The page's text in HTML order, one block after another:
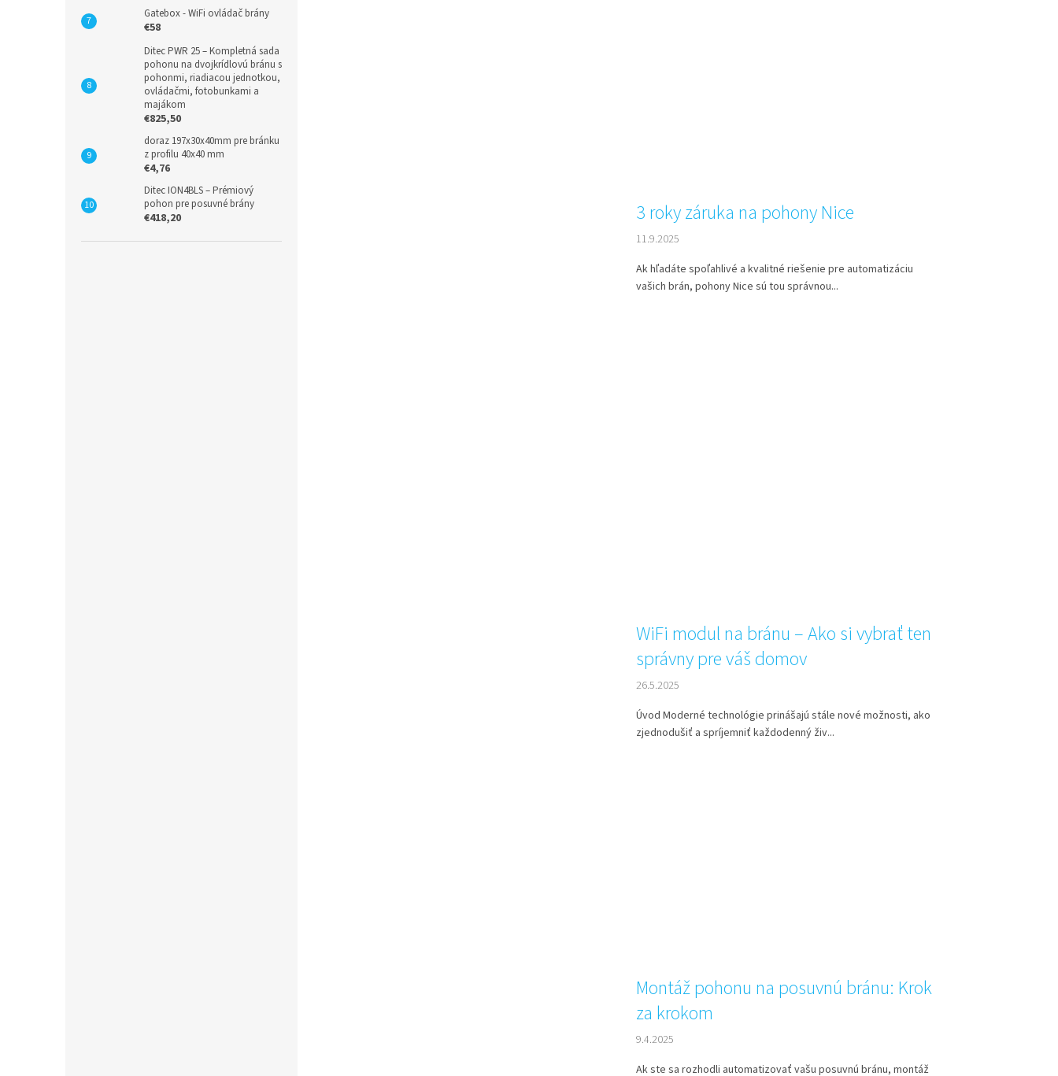
Gatebox - WiFi ovládač brány
€58
Ditec PWR 25 – Kompletná sada
pohonu na dvojkrídlovú bránu s
pohonmi, riadiacou jednotkou,
ovládačmi, fotobunkami a
majákom
€825,50
doraz 197x30x40mm pre bránku
z profilu 40x40 mm
€4,76
Ditec ION4BLS – Prémiový
pohon pre posuvné brány
€418,20 3 roky záruka na pohony Nice
11.9.2025
Ak hľadáte spoľahlivé a kvalitné riešenie pre automatizáciu
vašich brán, pohony Nice sú tou správnou...
WiFi modul na bránu – Ako si vybrať ten
správny pre váš domov
26.5.2025
Úvod Moderné technológie prinášajú stále nové možnosti, ako
zjednodušiť a spríjemniť každodenný živ...
Montáž pohonu na posuvnú bránu: Krok
za krokom
9.4.2025
Ak ste sa rozhodli automatizovať vašu posuvnú bránu, montáž